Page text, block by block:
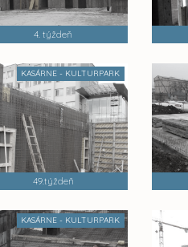
4. týždeň
KASÁRNE - KULTURPARK
49.týždeň
KASÁRNE - KULTURPARK